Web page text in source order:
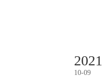
2021
10-09